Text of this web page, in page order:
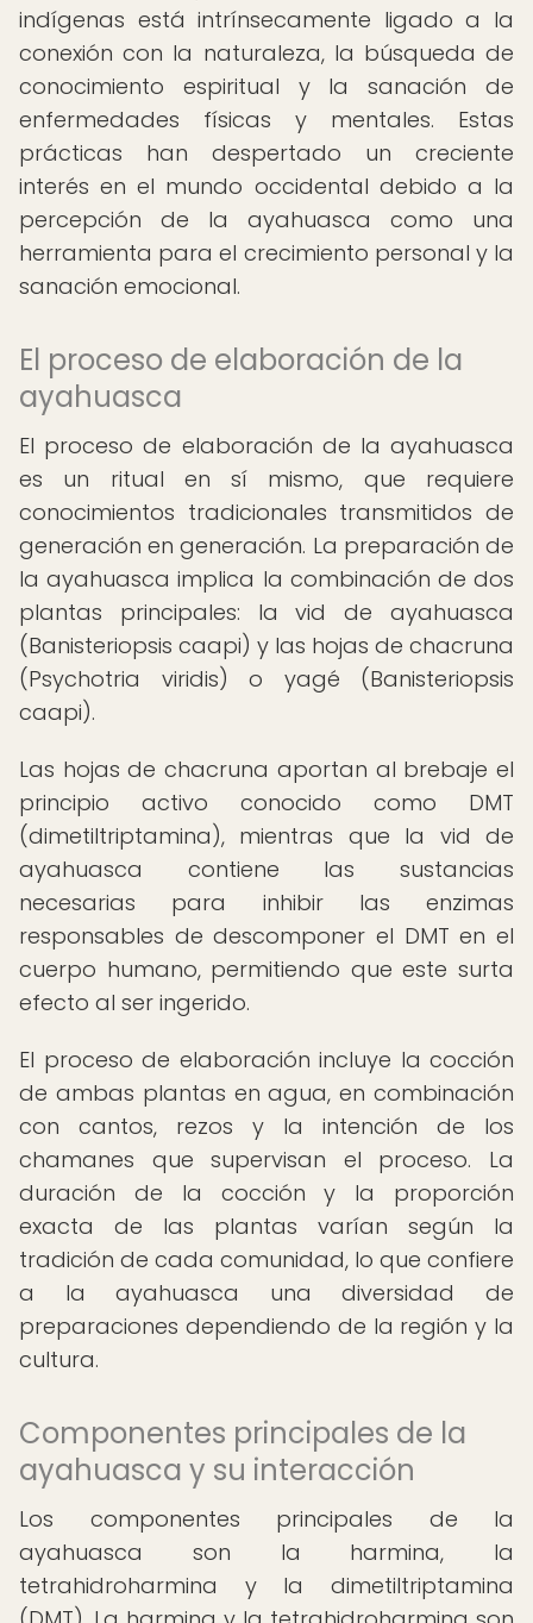
indígenas está intrínsecamente ligado a la
conexión con la naturaleza, la búsqueda de
conocimiento espiritual y la sanación de
enfermedades físicas y mentales. Estas
prácticas han despertado un creciente
interés en el mundo occidental debido a la
percepción de la ayahuasca como una
herramienta para el crecimiento personal y la
sanación emocional.
El proceso de elaboración de la
ayahuasca
El proceso de elaboración de la ayahuasca
es un ritual en sí mismo, que requiere
conocimientos tradicionales transmitidos de
generación en generación. La preparación de
la ayahuasca implica la combinación de dos
plantas principales: la vid de ayahuasca
(Banisteriopsis caapi) y las hojas de chacruna
(Psychotria viridis) o yagé (Banisteriopsis
caapi).
Las hojas de chacruna aportan al brebaje el
principio activo conocido como DMT
(dimetiltriptamina), mientras que la vid de
ayahuasca contiene las sustancias
necesarias para inhibir las enzimas
responsables de descomponer el DMT en el
cuerpo humano, permitiendo que este surta
efecto al ser ingerido.
El proceso de elaboración incluye la cocción
de ambas plantas en agua, en combinación
con cantos, rezos y la intención de los
chamanes que supervisan el proceso. La
duración de la cocción y la proporción
exacta de las plantas varían según la
tradición de cada comunidad, lo que confiere
a la ayahuasca una diversidad de
preparaciones dependiendo de la región y la
cultura.
Componentes principales de la
ayahuasca y su interacción
Los componentes principales de la
ayahuasca son la harmina, la
tetrahidroharmina y la dimetiltriptamina